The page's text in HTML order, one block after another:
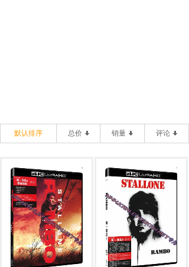
默认排序 总价 销量 评论